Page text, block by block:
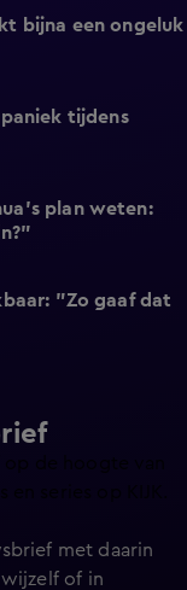
bijna een ongeluk
tijdens
plan weten:
"Zo gaaf dat
de hoogte van
met daarin
of in